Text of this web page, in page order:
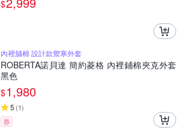
$
內裡舖棉 設計款禦寒外套
ROBERTA諾貝達 簡約菱格 內裡鋪棉夾克外套
黑色
$1,980
5 (1)
券